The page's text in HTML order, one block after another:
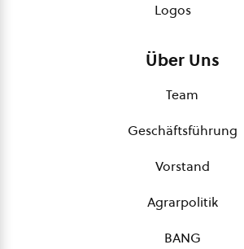
Logos
Über Uns
Team
Geschäftsführung
Vorstand
Agrarpolitik
BANG